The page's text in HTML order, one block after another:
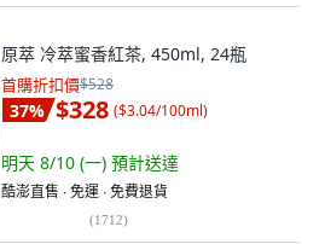
原萃 冷萃蜜香紅茶, 450ml, 24瓶
首購折扣價$528
37% $328 ($3.04/100ml)
明天 8/10 (一) 預計送達
酷澎直售 ∙ 免運 ∙ 免費退貨
(1712)